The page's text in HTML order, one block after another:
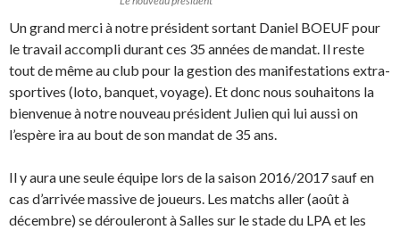
Un grand merci à notre président sortant Daniel BOEUF pour
le travail accompli durant ces 35 années de mandat. Il reste
tout de même au club pour la gestion des manifestations extra-
sportives (loto, banquet, voyage). Et donc nous souhaitons la
bienvenue à notre nouveau président Julien qui lui aussi on
l’espère ira au bout de son mandat de 35 ans.
Il y aura une seule équipe lors de la saison 2016/2017 sauf en
cas d’arrivée massive de joueurs. Les matchs aller (août à
décembre) se dérouleront à Salles sur le stade du LPA et les